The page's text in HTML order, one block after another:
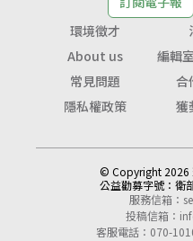
環境徵才
About us
編輯
常見問題
合
隱私權政策
獲
© Copyright 2026
公益勸募字號： 衛
服務信箱：
投稿信箱：
客服電話：070-